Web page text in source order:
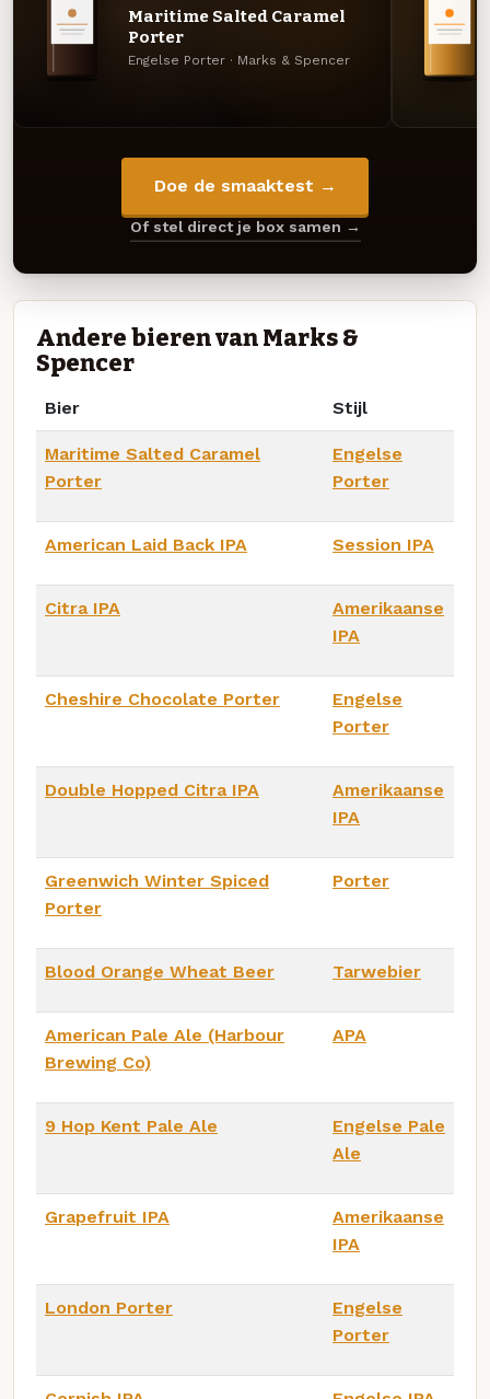
Maritime Salted Caramel
Porter
Engelse Porter · Marks & Spencer
Doe de smaaktest →
Of stel direct je box samen →
Andere bieren van Marks &
Spencer
Bier Stijl
Maritime Salted Caramel
Porter
Engelse
Porter
American Laid Back IPA Session IPA
Citra IPA
Amerikaanse
IPA
Cheshire Chocolate Porter
Engelse
Porter
Double Hopped Citra IPA
Amerikaanse
IPA
Greenwich Winter Spiced
Porter
Porter
Blood Orange Wheat Beer Tarwebier
American Pale Ale (Harbour
Brewing Co)
APA
9 Hop Kent Pale Ale
Engelse Pale
Ale
Grapefruit IPA
Amerikaanse
IPA
London Porter
Engelse
Porter